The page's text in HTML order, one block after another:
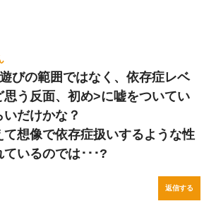
びの範囲ではなく、依存症レベ
思う反面、初め>に嘘をついてい
だけかな？
て想像で依存症扱いするような性
いるのでは･･･?
返信する